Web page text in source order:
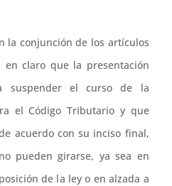
la conjunción de los artículos
en claro que la presentación
suspender el curso de la
el Código Tributario y que
acuerdo con su inciso final,
pueden girarse, ya sea en
de la ley o en alzada a